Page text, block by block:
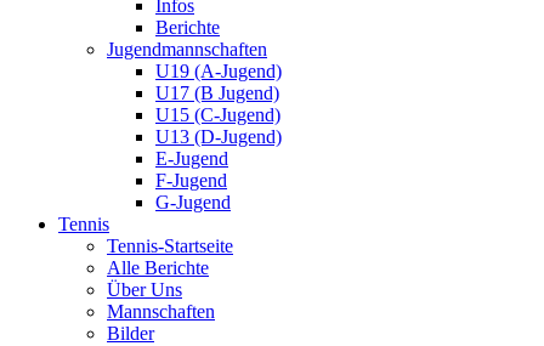
Infos
Berichte
Jugendmannschaften
U19 (A-Jugend)
U17 (B Jugend)
U15 (C-Jugend)
U13 (D-Jugend)
E-Jugend
F-Jugend
G-Jugend
Tennis
Tennis-Startseite
Alle Berichte
Über Uns
Mannschaften
Bilder